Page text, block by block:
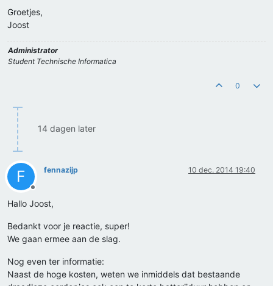
Groetjes,
Joost
Administrator
Student Technische Informatica
0
14 dagen later
F
Offline
fennazijp 10 dec. 2014 19:40
Hallo Joost,
Bedankt voor je reactie, super!
We gaan ermee aan de slag.
Nog even ter informatie:
Naast de hoge kosten, weten we inmiddels dat bestaande